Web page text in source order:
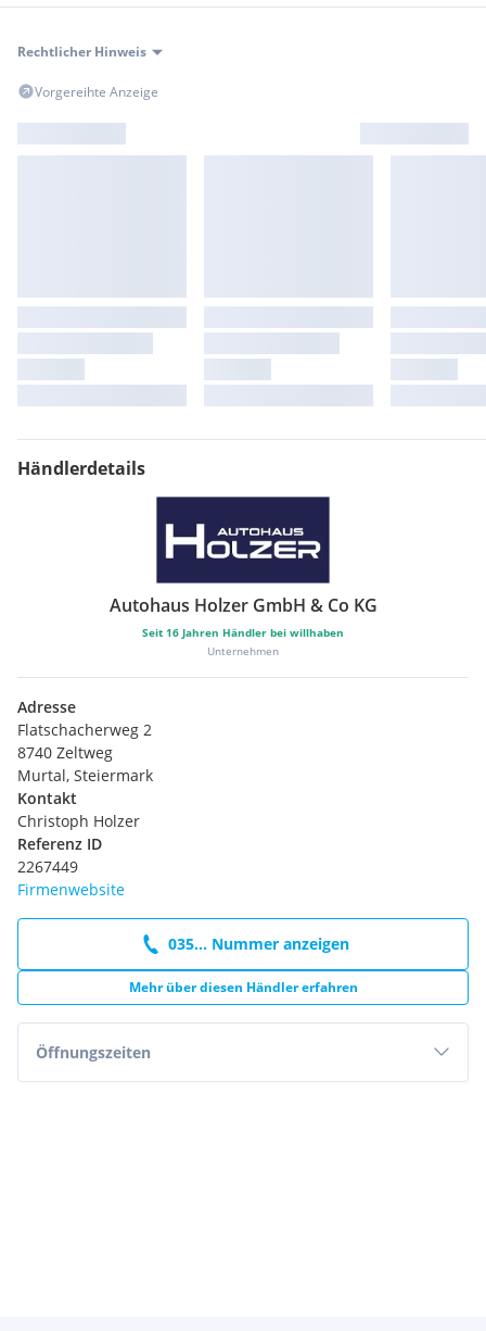
Rechtlicher Hinweis
Vorgereihte Anzeige
Händlerdetails
Autohaus Holzer GmbH & Co KG
Seit 16 Jahren Händler bei willhaben
Unternehmen
Adresse
Flatschacherweg 2
8740 Zeltweg
Murtal, Steiermark
Kontakt
Christoph Holzer
Referenz ID
2267449
Firmenwebsite
035... Nummer anzeigen
Mehr über diesen Händler erfahren
Öffnungszeiten